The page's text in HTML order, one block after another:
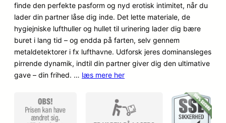
ømmels
er
finde den perfekte pasform og nyd erotisk intimitet, når du
lader din partner låse dig inde. Det lette materiale, de
hygiejniske lufthuller og hullet til urinering lader dig bære
buret i lang tid – og endda på farten, selv gennem
metaldetektorer i fx lufthavne. Udforsk jeres dominansleges
pirrende dynamik, indtil din partner giver dig den ultimative
gave – din frihed. … læs mere her